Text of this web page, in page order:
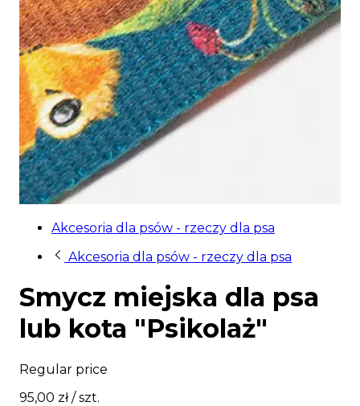
Akcesoria dla psów - rzeczy dla psa
Akcesoria dla psów - rzeczy dla psa
Smycz miejska dla psa
lub kota "Psikolaż"
Regular price
95,00 zł/ szt.